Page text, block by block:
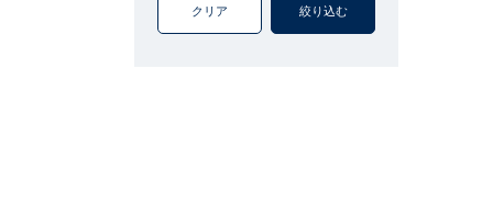
クリア 絞り込む